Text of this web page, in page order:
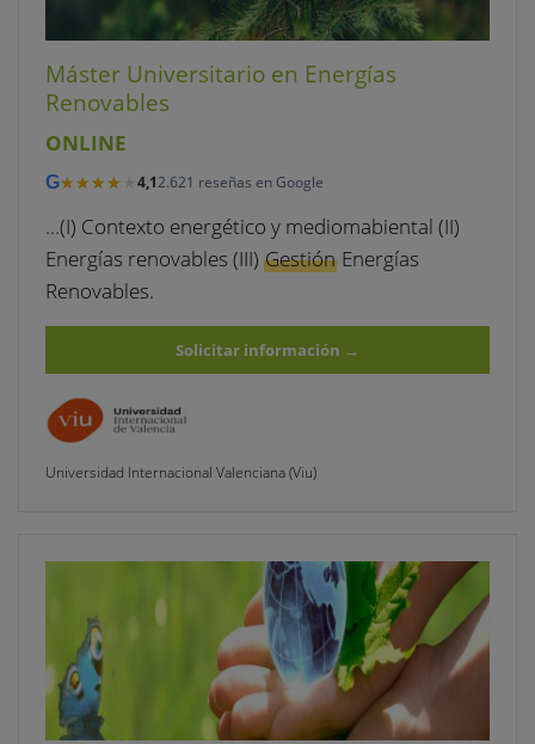
Máster Universitario en Energías
Renovables
ONLINE
G★★★★★
★★★★★ 4,12.621 reseñas en Google
…(I) Contexto energético y mediomabiental (II)
Energías renovables (III) GestiónEnergías
Renovables.
Solicitar información →
Universidad Internacional Valenciana (Viu)